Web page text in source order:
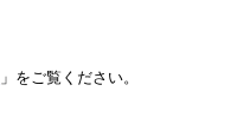
」をご覧ください。